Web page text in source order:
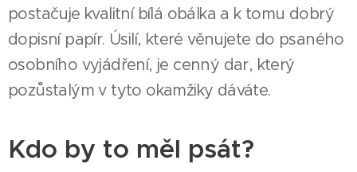
postačuje kvalitní bílá obálka a k tomu dobrý
dopisní papír. Úsilí, které věnujete do psaného
osobního vyjádření, je cenný dar, který
pozůstalým v tyto okamžiky dáváte.
Kdo by to měl psát?